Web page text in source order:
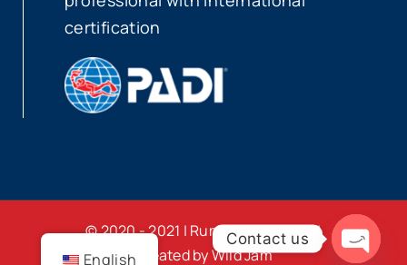
certification
© 2020 - 2021 | Rumblefish Divers |
Created by Wild Jam
English
Contact us